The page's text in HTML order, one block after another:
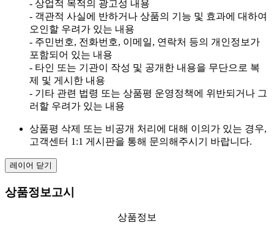
- 상업적 목적의 광고성 내용
- 객관적 사실에 반하거나 상품의 기능 및 효과에 대하여
오인할 우려가 있는 내용
- 주민번호, 전화번호, 이메일, 연락처 등의 개인정보가
포함되어 있는 내용
- 타인 또는 기관이 작성 및 공개한 내용을 무단으로 복
제 및 게시한 내용
- 기타 관련 법령 또는 상품평 운영정책에 위반되거나 그
러할 우려가 있는 내용
상품평 삭제 또는 비공개 처리에 대해 이의가 있는 경우,
고객센터 1:1 게시판을 통해 문의해주시기 바랍니다.
레이어 닫기
상품정보고시
상품정보